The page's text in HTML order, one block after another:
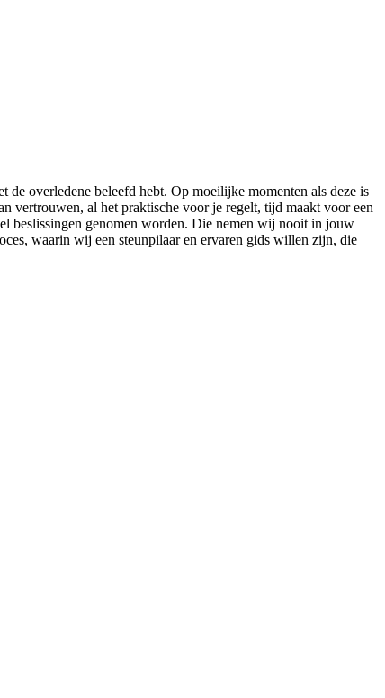
overledene beleefd hebt. Op moeilijke momenten als deze is
vertrouwen, al het praktische voor je regelt, tijd maakt voor een
beslissingen genomen worden. Die nemen wij nooit in jouw
waarin wij een steunpilaar en ervaren gids willen zijn, die